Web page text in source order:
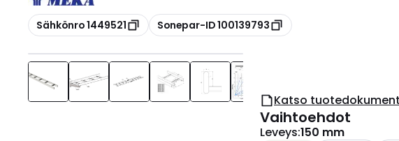
Kopioi
Sähkönro 1449521 Kopioi
Sonepar-ID 100139793
Katso
Vaihtoehdot
Leveys:150 mm